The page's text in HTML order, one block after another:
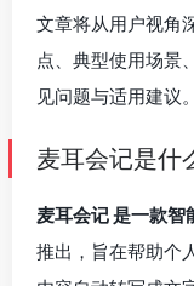
文章将从用户视角
点、典型使用场景
见问题与适用建议。
麦耳会记是什
麦耳会记 是一款智
推出，旨在帮助个